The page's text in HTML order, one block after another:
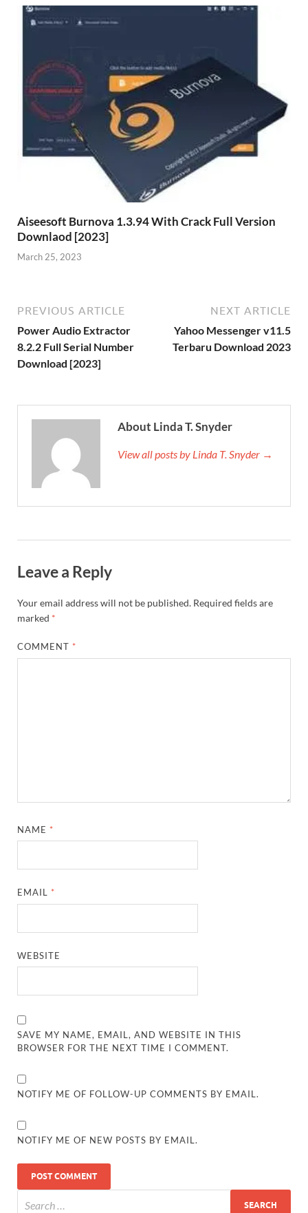
Aiseesoft Burnova 1.3.94 With Crack Full Version
Downlaod [2023]
March 25, 2023
PREVIOUS ARTICLE
Power Audio Extractor
8.2.2 Full Serial Number
Download [2023]
NEXT ARTICLE
Yahoo Messenger v11.5
Terbaru Download 2023
About Linda T. Snyder
View all posts by Linda T. Snyder →
Leave a Reply
Your email address will not be published. Required fields are
marked *
COMMENT *
NAME *
EMAIL *
WEBSITE
SAVE MY NAME, EMAIL, AND WEBSITE IN THIS
BROWSER FOR THE NEXT TIME I COMMENT.
NOTIFY ME OF FOLLOW-UP COMMENTS BY EMAIL.
NOTIFY ME OF NEW POSTS BY EMAIL.